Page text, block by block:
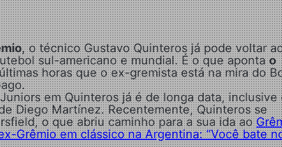
, o técnico Gustavo Quinteros já pode voltar
sul-americano e mundial. É o que apontao
horas que o ex-gremista está na mira do
em Quinteros já é de longa data, inclusive
Diego Martínez. Recentemente, Quinteros se
o que abriu caminho para a sua ida ao
Grêmio em clássico na Argentina: “Você bate